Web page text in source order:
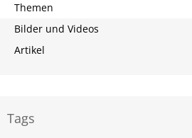
Themen
Bilder und Videos
Artikel
Tags